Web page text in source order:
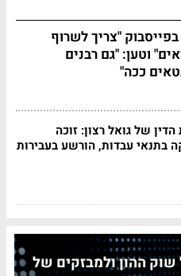
"צריך לשרוף
וטען: "גם רבנים
ככה"
של גואל רצון: זוכה
בתנאי עבדות, הורשע בעבירות
ההון ולמבזקים של